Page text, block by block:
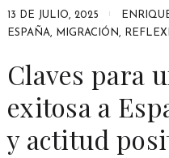
13 DE JULIO, 2025
ESPAÑA, MIGRACIÓN,
Claves para
exitosa a
y actitud